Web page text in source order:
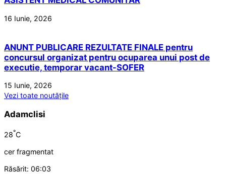
16 Iunie, 2026
ANUNT PUBLICARE REZULTATE FINALE pentru
concursul organizat pentru ocuparea unui post de
executie, temporar vacant-SOFER
15 Iunie, 2026
Vezi toate noutățile
Adamclisi
28°C
cer fragmentat
Răsărit: 06:03